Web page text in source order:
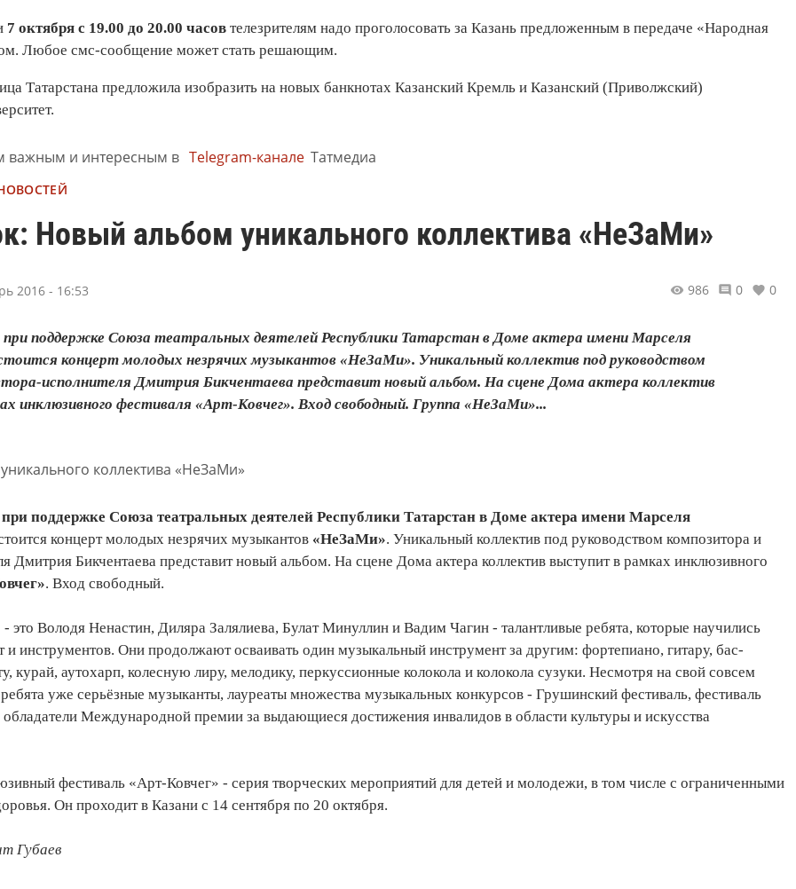
7 октября с 19.00 до 20.00 часов телезрителям надо проголосовать за Казань предложенным в передаче «Народная
Любое смс-сообщение может стать решающим.
Татарстана предложила изобразить на новых банкнотах Казанский Кремль и Казанский (Приволжский)
важным и интересным в Telegram-канале Татмедиа
Новый альбом уникального коллектива «НеЗаМи»
2016 - 16:53 986 0 0
при поддержке Союза театральных деятелей Республики Татарстан в Доме актера имени Марселя
концерт молодых незрячих музыкантов «НеЗаМи». Уникальный коллектив под руководством
исполнителя Дмитрия Бикчентаева представит новый альбом. На сцене Дома актера коллектив
инклюзивного фестиваля «Арт-Ковчег». Вход свободный. Группа «НеЗаМи»...
при поддержке Союза театральных деятелей Республики Татарстан в Доме актера имени Марселя
концерт молодых незрячих музыкантов «НеЗаМи». Уникальный коллектив под руководством композитора и
Дмитрия Бикчентаева представит новый альбом. На сцене Дома актера коллектив выступит в рамках инклюзивного
. Вход свободный.
Володя Ненастин, Диляра Залялиева, Булат Минуллин и Вадим Чагин - талантливые ребята, которые научились
и инструментов. Они продолжают осваивать один музыкальный инструмент за другим: фортепиано, гитару, бас-
курай, аутохарп, колесную лиру, мелодику, перкуссионные колокола и колокола сузуки. Несмотря на свой совсем
уже серьёзные музыканты, лауреаты множества музыкальных конкурсов - Грушинский фестиваль, фестиваль
Международной премии за выдающиеся достижения инвалидов в области культуры и искусства
фестиваль «Арт-Ковчег» - серия творческих мероприятий для детей и молодежи, в том числе с ограниченными
Он проходит в Казани с 14 сентября по 20 октября.
Губаев